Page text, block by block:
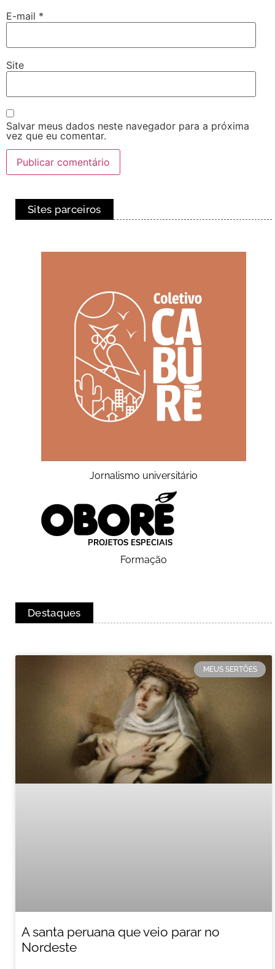
E-mail *
Site
Salvar meus dados neste navegador para a próxima
vez que eu comentar.
Sites parceiros
Jornalismo universitário
Formação
Destaques
MEUS SERTÕES
A santa peruana que veio parar no
Nordeste